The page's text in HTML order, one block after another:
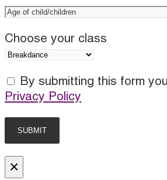
Choose your class
By submitting this form
Privacy Policy
×